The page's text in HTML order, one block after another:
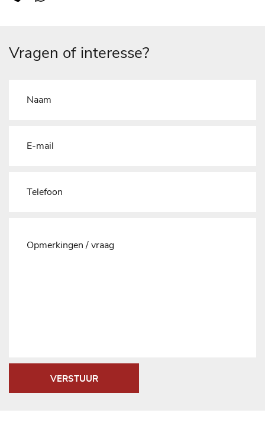
Vragen of interesse?
VERSTUUR